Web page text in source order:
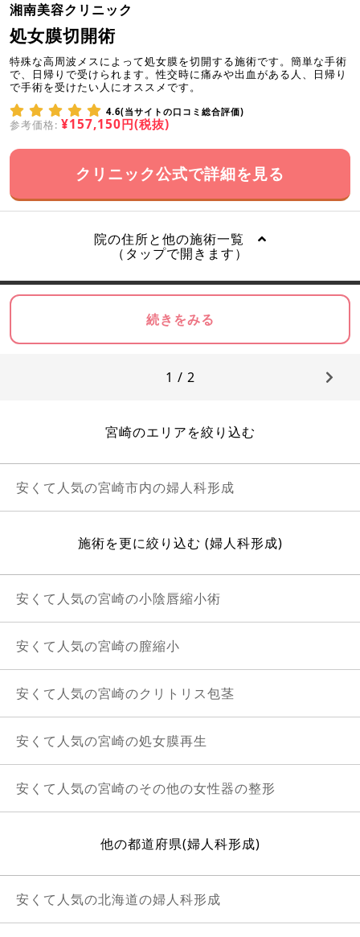
湘南美容クリニック
処女膜切開術
特殊な高周波メスによって処女膜を切開する施術です。簡単な手術
で、日帰りで受けられます。性交時に痛みや出血がある人、日帰り
で手術を受けたい人にオススメです。
4.6(当サイトの口コミ総合評価)
参考価格: ¥157,150円(税抜)
クリニック公式で詳細を見る
院の住所と他の施術一覧
（タップで開きます）
続きをみる
1 / 2
宮崎のエリアを絞り込む
安くて人気の宮崎市内の婦人科形成
施術を更に絞り込む (婦人科形成)
安くて人気の宮崎の小陰唇縮小術
安くて人気の宮崎の膣縮小
安くて人気の宮崎のクリトリス包茎
安くて人気の宮崎の処女膜再生
安くて人気の宮崎のその他の女性器の整形
他の都道府県(婦人科形成)
安くて人気の北海道の婦人科形成